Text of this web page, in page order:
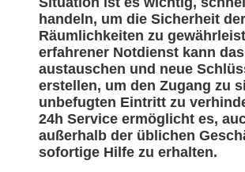
handeln, um die Sicherheit
Räumlichkeiten zu
erfahrener Notdienst kann
austauschen und neue
erstellen, um den Zugang zu
unbefugten Eintritt zu
24h Service ermöglicht es,
außerhalb der üblichen
sofortige Hilfe zu erhalten.